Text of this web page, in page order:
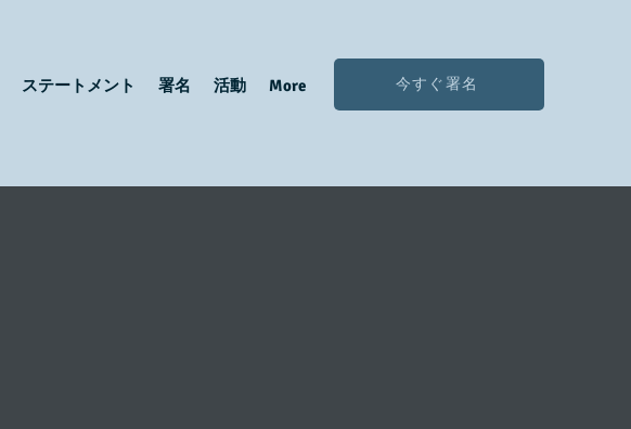
ステートメント 署名 活動 More 今すぐ署名